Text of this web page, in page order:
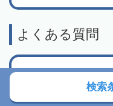
よくある質問
相続会議の利用は
弁護士検索・税理
検索